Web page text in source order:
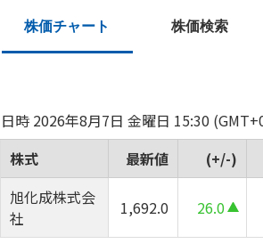
株価チャート 株価検索